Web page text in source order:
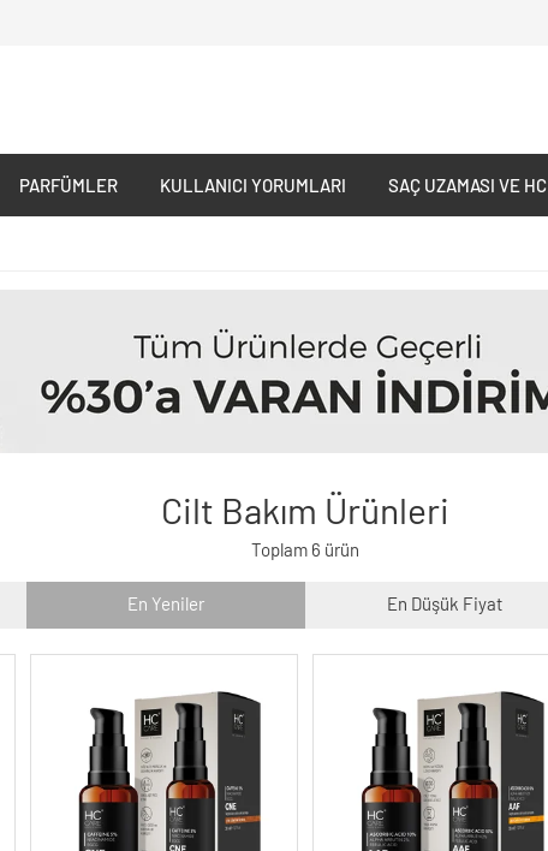
PARFÜMLER KULLANICI YORUMLARI SAÇ UZAMASI VE HC
Cilt Bakım Ürünleri
Toplam 6 ürün
En Yeniler En Düşük Fiyat